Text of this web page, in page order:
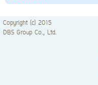
Copyright (c) 2015
DBS Group Co., Ltd.